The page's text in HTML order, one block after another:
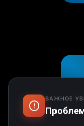
ВАЖНОЕ